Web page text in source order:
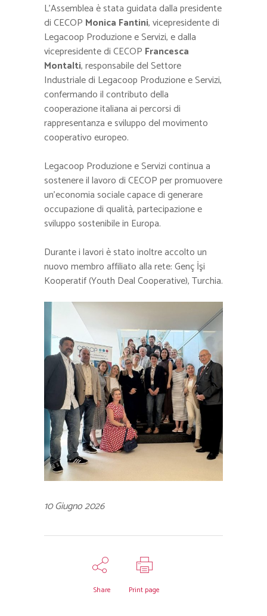
L’Assemblea è stata guidata dalla presidente
di CECOP Monica Fantini, vicepresidente di
Legacoop Produzione e Servizi, e dalla
vicepresidente di CECOP Francesca
Montalti, responsabile del Settore
Industriale di Legacoop Produzione e Servizi,
confermando il contributo della
cooperazione italiana ai percorsi di
rappresentanza e sviluppo del movimento
cooperativo europeo.
Legacoop Produzione e Servizi continua a
sostenere il lavoro di CECOP per promuovere
un’economia sociale capace di generare
occupazione di qualità, partecipazione e
sviluppo sostenibile in Europa.
Durante i lavori è stato inoltre accolto un
nuovo membro affiliato alla rete: Genç İşi
Kooperatif (Youth Deal Cooperative), Turchia.
10 Giugno 2026
Share Print page